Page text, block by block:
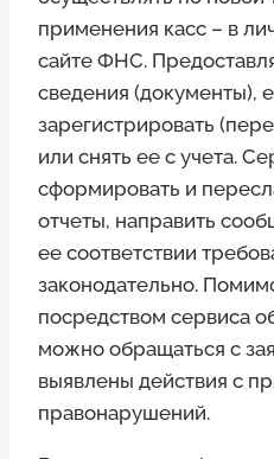
применения касс – в
сайте ФНС.
сведения (документы),
зарегистрировать
или снять ее с учета.
сформировать и
отчеты, направить
ее соответствии
законодательно.
посредством сервиса
можно обращаться с
выявлены действия с
правонарушений.